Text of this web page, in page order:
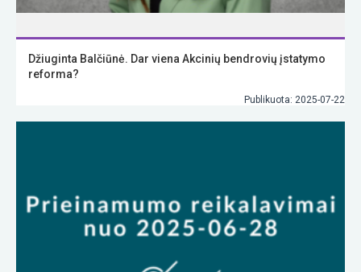
Džiuginta Balčiūnė. Dar viena Akcinių bendrovių įstatymo
reforma?
Publikuota: 2025-07-22